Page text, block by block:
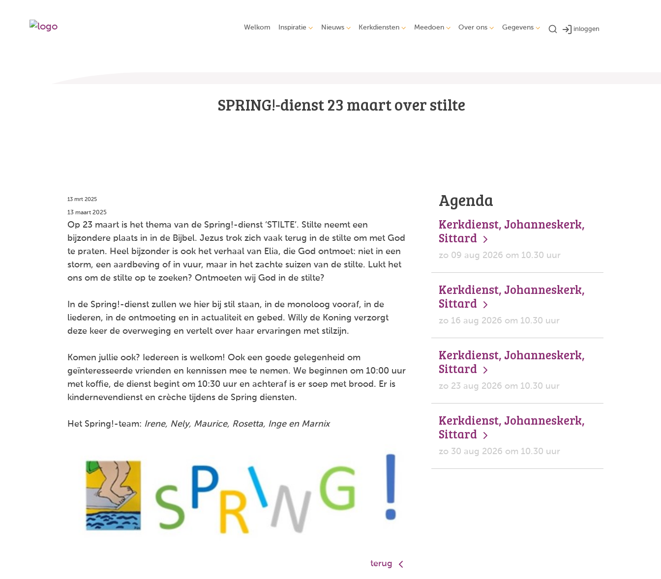
Welkom Inspiratie Nieuws Kerkdiensten Meedoen Over ons Gegevens inloggen
SPRING!-dienst 23 maart over stilte
13 mrt 2025
13 maart 2025
Op 23 maart is het thema van de Spring!-dienst ‘STILTE’. Stilte neemt een
bijzondere plaats in in de Bijbel. Jezus trok zich vaak terug in de stilte om met God
te praten. Heel bijzonder is ook het verhaal van Elia, die God ontmoet: niet in een
storm, een aardbeving of in vuur, maar in het zachte suizen van de stilte. Lukt het
ons om de stilte op te zoeken? Ontmoeten wij God in de stilte?
In de Spring!-dienst zullen we hier bij stil staan, in de monoloog vooraf, in de
liederen, in de ontmoeting en in actualiteit en gebed. Willy de Koning verzorgt
deze keer de overweging en vertelt over haar ervaringen met stilzijn.
Komen jullie ook? Iedereen is welkom! Ook een goede gelegenheid om
geïnteresseerde vrienden en kennissen mee te nemen. We beginnen om 10:00 uur
met koffie, de dienst begint om 10:30 uur en achteraf is er soep met brood. Er is
kindernevendienst en crèche tijdens de Spring diensten.
Het Spring!-team: Irene, Nely, Maurice, Rosetta, Inge en Marnix
terug
Agenda
Kerkdienst, Johanneskerk,
Sittard
zo 09 aug 2026 om 10.30 uur
Kerkdienst, Johanneskerk,
Sittard
zo 16 aug 2026 om 10.30 uur
Kerkdienst, Johanneskerk,
Sittard
zo 23 aug 2026 om 10.30 uur
Kerkdienst, Johanneskerk,
Sittard
zo 30 aug 2026 om 10.30 uur